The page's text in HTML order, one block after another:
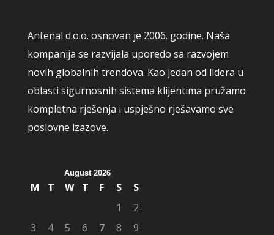
Antenal d.o.o. osnovan je 2006. godine. Naša
kompanija se razvijala uporedo sa razvojem
novih globalnih trendova. Kao jedan od lidera u
oblasti sigurnosnih sistema klijentima pružamo
kompletna rješenja i uspješno rješavamo sve
poslovne izazove.
August 2026
M T W T F S
S
1
2
3
4 5 6 7 8
9